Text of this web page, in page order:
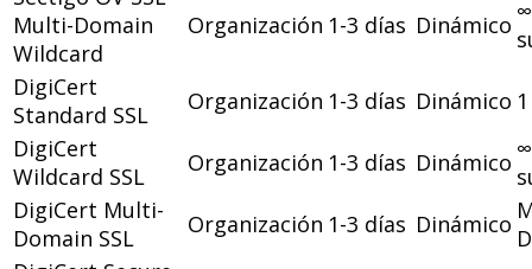
Multi-Domain
Wildcard
Organización 1-3 días Dinámico ∞
DigiCert
Standard SSL
Organización 1-3 días Dinámico
DigiCert
Wildcard SSL
Organización 1-3 días Dinámico ∞
DigiCert Multi-
Domain SSL
Organización 1-3 días Dinámico